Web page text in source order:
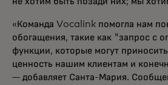
«Команда Vocalink помогла нам
обогащения, такие как "запрос с
функции, которые могут
ценность нашим клиентам и
— добавляет Санта-Мария.